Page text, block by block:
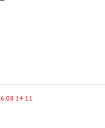
14:11